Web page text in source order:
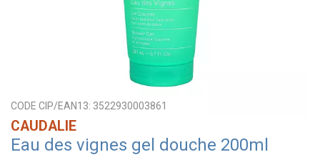
CODE CIP/EAN13: 3522930003861
CAUDALIE
Eau des vignes gel douche 200ml